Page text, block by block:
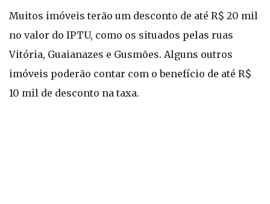
Muitos imóveis terão um desconto de até R$ 20 mil
no valor do IPTU, como os situados pelas ruas
Vitória, Guaianazes e Gusmões. Alguns outros
imóveis poderão contar com o benefício de até R$
10 mil de desconto na taxa.